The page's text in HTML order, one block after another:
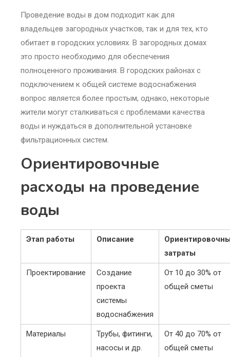
Проведение воды в дом подходит как для
владельцев загородных участков, так и для тех, кто
обитает в городских условиях. В загородных домах
это просто необходимо для обеспечения
полноценного проживания. В городских районах с
подключением к общей системе водоснабжения
вопрос является более простым, однако, некоторые
жители могут сталкиваться с проблемами качества
воды и нуждаться в дополнительной установке
фильтрационных систем.
Ориентировочные
расходы на проведение
воды
Этап работы Описание
затраты
Проектирование
Создание
проекта
системы
водоснабжения
От 10 до 30% от
общей сметы
Материалы
Трубы, фитинги,
насосы и др.
От 40 до 70% от
общей сметы